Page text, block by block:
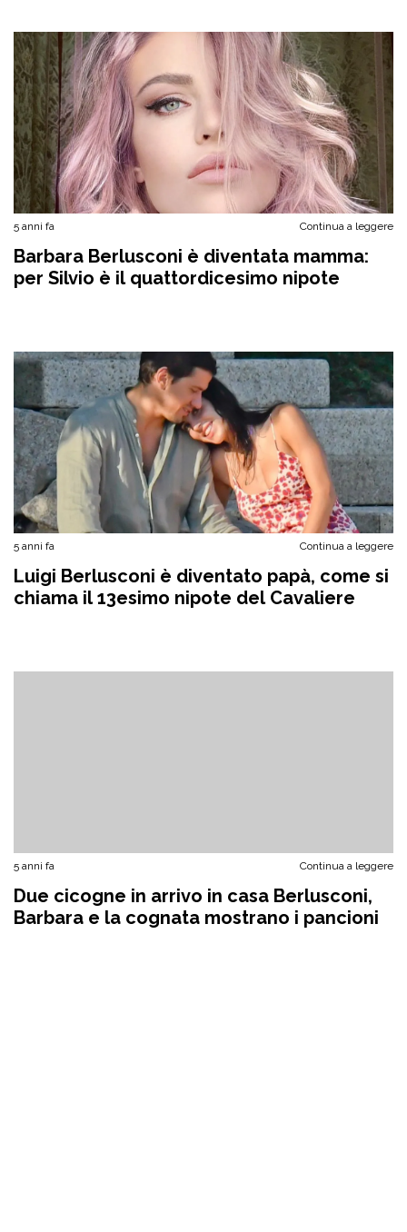
5 anni fa Continua a leggere
Barbara Berlusconi è diventata mamma:
per Silvio è il quattordicesimo nipote
5 anni fa Continua a leggere
Luigi Berlusconi è diventato papà, come si
chiama il 13esimo nipote del Cavaliere
5 anni fa Continua a leggere
Due cicogne in arrivo in casa Berlusconi,
Barbara e la cognata mostrano i pancioni